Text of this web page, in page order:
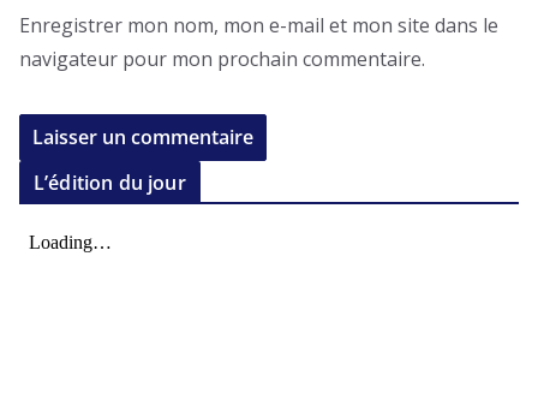
Enregistrer mon nom, mon e-mail et mon site dans le
navigateur pour mon prochain commentaire.
L’édition du jour